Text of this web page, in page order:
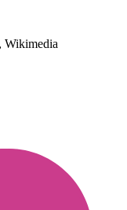
Wikimedia